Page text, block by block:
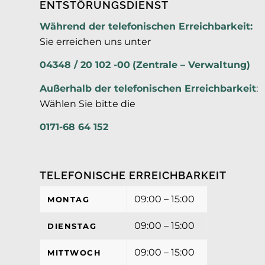
ENTSTÖRUNGSDIENST
Während der telefonischen Erreichbarkeit:
Sie erreichen uns unter
04348 / 20 102 -00 (Zentrale – Verwaltung)
Außerhalb der telefonischen Erreichbarkeit:
Wählen Sie bitte die
0171-68 64 152
TELEFONISCHE ERREICHBARKEIT
MONTAG 09:00 – 15:00
DIENSTAG 09:00 – 15:00
MITTWOCH 09:00 – 15:00